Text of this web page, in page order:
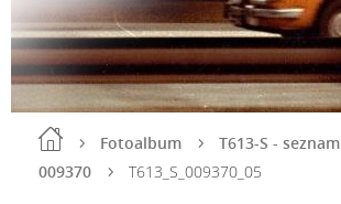
Fotoalbum T613-S - seznam
009370
T613_S_009370_05